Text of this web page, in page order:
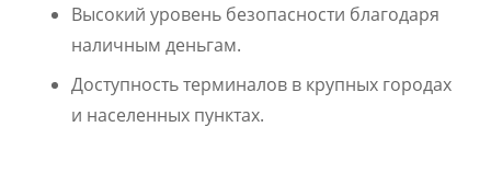
Высокий уровень безопасности благодаря
наличным деньгам.
Доступность терминалов в крупных городах
и населенных пунктах.